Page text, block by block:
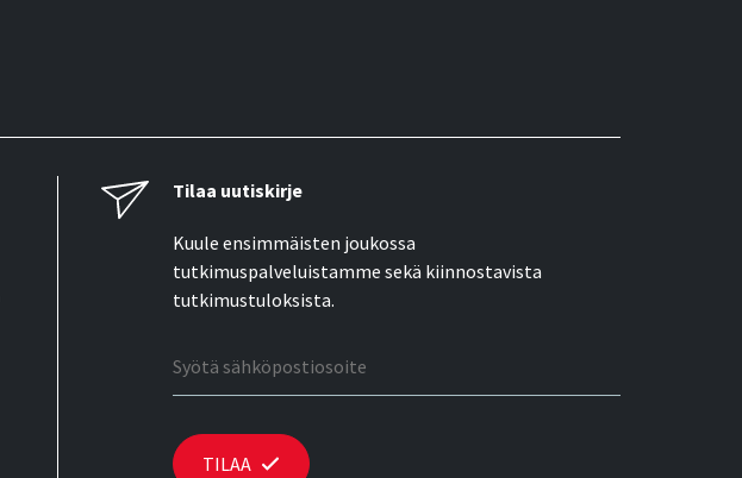
Tilaa uutiskirje
Kuule ensimmäisten joukossa
tutkimuspalveluistamme sekä kiinnostavista
tutkimustuloksista.
TILAA